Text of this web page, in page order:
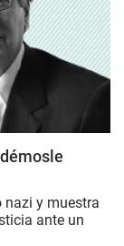
nazi y muestra
ante un